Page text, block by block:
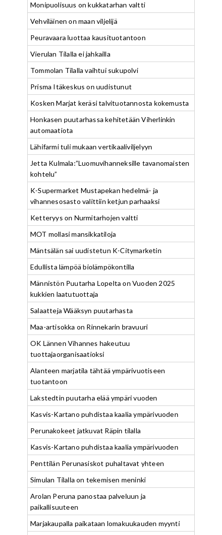
Monipuolisuus on kukkatarhan valtti
Vehviläinen on maan viljelijä
Peuravaara luottaa kausituotantoon
Vierulan Tilalla ei jahkailla
Tommolan Tilalla vaihtui sukupolvi
Prisma Itäkeskus on uudistunut
Kosken Marjat keräsi talvituotannosta kokemusta
Honkasen puutarhassa kehitetään Viherlinkin
automaatiota
Lähifarmi tuli mukaan vertikaaliviljelyyn
Jetta Kulmala:”Luomuvihanneksille tavanomaisten
kohtelu”
K-Supermarket Mustapekan hedelmä- ja
vihannesosasto valittiin ketjun parhaaksi
Ketteryys on Nurmitarhojen valtti
MOT mollasi mansikkatiloja
Mäntsälän sai uudistetun K-Citymarketin
Edullista lämpöä biolämpökontilla
Männistön Puutarha Lopelta on Vuoden 2025
kukkien laatutuottaja
Salaatteja Wääksyn puutarhasta
Maa-artisokka on Rinnekarin bravuuri
OK Lännen Vihannes hakeutuu
tuottajaorganisaatioksi
Alanteen marjatila tähtää ympärivuotiseen
tuotantoon
Lakstedtin puutarha elää ympäri vuoden
Kasvis-Kartano puhdistaa kaalia ympärivuoden
Perunakokeet jatkuvat Räpin tilalla
Kasvis-Kartano puhdistaa kaalia ympärivuoden
Penttilän Perunasiskot puhaltavat yhteen
Simulan Tilalla on tekemisen meninki
Arolan Peruna panostaa palveluun ja
paikallisuuteen
Marjakaupalla paikataan lomakuukauden myynti